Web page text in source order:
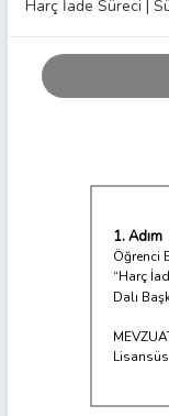
Harç İade Süreci |
1. Adım
Öğrenci
“Harç
Dalı